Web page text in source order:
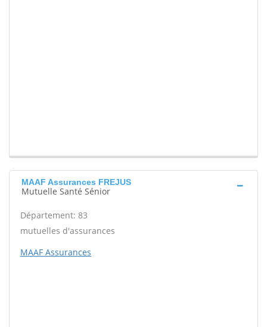
MAAF Assurances FREJUS
Mutuelle Santé Sénior
Département: 83
mutuelles d'assurances
MAAF Assurances